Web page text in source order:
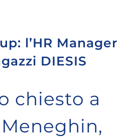
l’HR Manager
DIESIS
chiesto a